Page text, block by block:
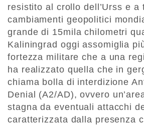
resistito al crollo dell’Urss e a
cambiamenti geopolitici
grande di 15mila chilometri
Kaliningrad oggi assomiglia
fortezza militare che a una
ha realizzato quella che in
chiama bolla di interdizione
Denial (A2/AD), ovvero
stagna da eventuali attacchi
caratterizzata dalla presenza